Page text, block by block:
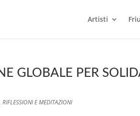
Artisti
GLOBALE PER
, RIFLESSIONI E MEDITAZIONI